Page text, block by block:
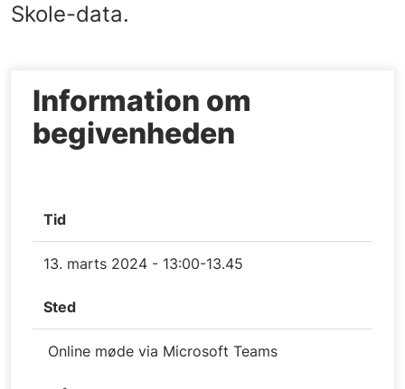
Skole-data.
Information om
begivenheden
Tid
13. marts 2024 - 13:00-13.45
Sted
Online møde via Microsoft Teams